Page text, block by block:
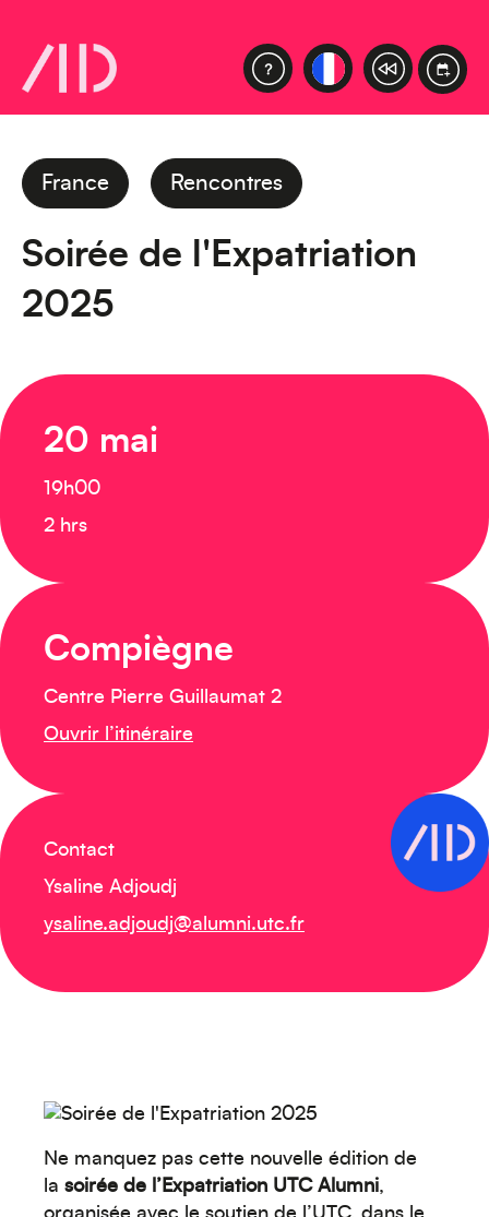
France Rencontres
Soirée de l'Expatriation
2025
20 mai
19h00
2 hrs
Compiègne
Centre Pierre Guillaumat 2
Ouvrir l’itinéraire
Contact
Ysaline Adjoudj
ysaline.adjoudj@alumni.utc.fr
Ne manquez pas cette nouvelle édition de
la soirée de l’Expatriation UTC Alumni,
Créez votre événement